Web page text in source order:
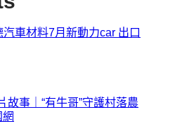
車材料7月新動力car 出口
故事｜“有牛哥”守護村落農